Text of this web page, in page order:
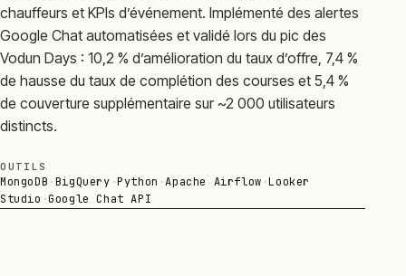
chauffeurs et KPIs d’événement. Implémenté des alertes
Google Chat automatisées et validé lors du pic des
Vodun Days : 10,2 % d’amélioration du taux d’offre, 7,4 %
de hausse du taux de complétion des courses et 5,4 %
de couverture supplémentaire sur ~2 000 utilisateurs
distincts.
OUTILS
MongoDB ·BigQuery ·Python ·Apache Airflow ·Looker
Studio ·Google Chat API